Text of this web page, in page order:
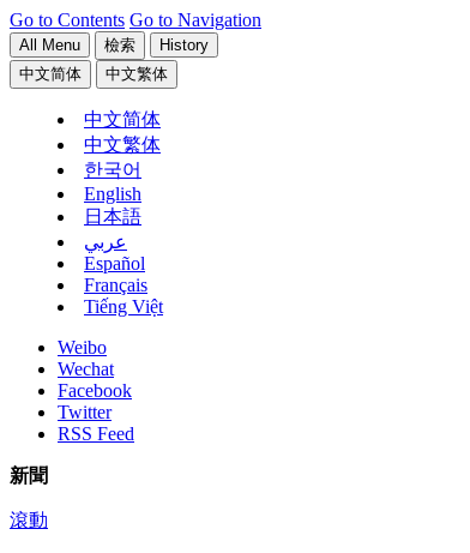
Go to Contents Go to Navigation
All Menu 檢索
History
中文简体
中文繁体
中文简体
中文繁体
한국어
English
日本語
عربي
Español
Français
Tiếng Việt
Weibo
Wechat
Facebook
Twitter
RSS Feed
新聞
滾動